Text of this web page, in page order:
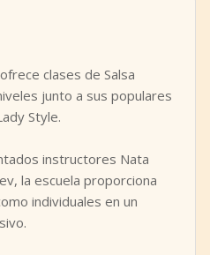
clases de Salsa
junto a sus populares
Style.
instructores Nata
la escuela proporciona
individuales en un